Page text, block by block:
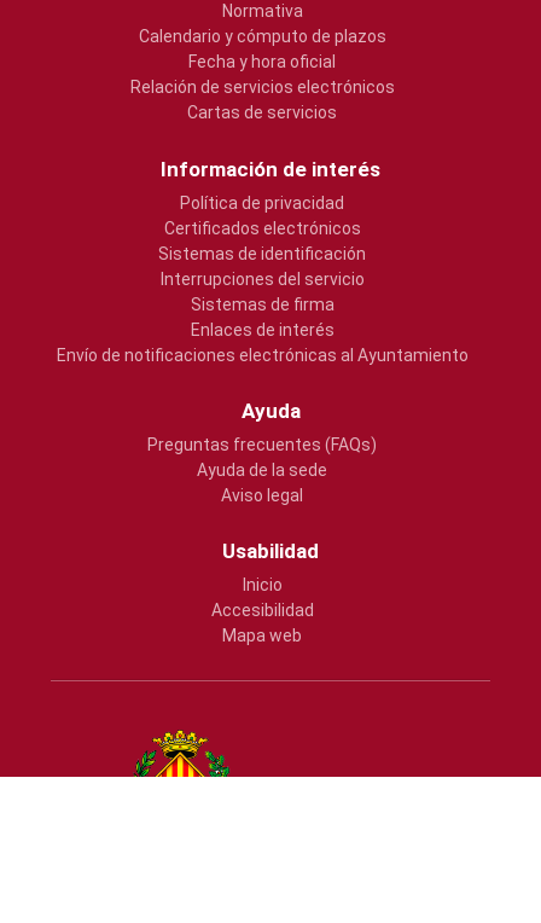
Normativa
Calendario y cómputo de plazos
Fecha y hora oficial
Relación de servicios electrónicos
Cartas de servicios
Información de interés
Política de privacidad
Certificados electrónicos
Sistemas de identificación
Interrupciones del servicio
Sistemas de firma
Enlaces de interés
Envío de notificaciones electrónicas al Ayuntamiento
Ayuda
Preguntas frecuentes (FAQs)
Ayuda de la sede
Aviso legal
Usabilidad
Inicio
Accesibilidad
Mapa web